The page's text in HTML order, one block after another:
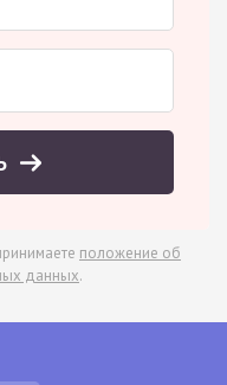
положение об
данных.